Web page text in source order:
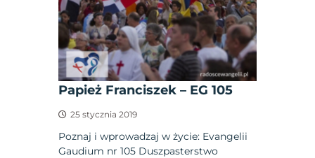
Papież Franciszek – EG 105
25 stycznia 2019
Poznaj i wprowadzaj w życie: Evangelii
Gaudium nr 105 Duszpasterstwo